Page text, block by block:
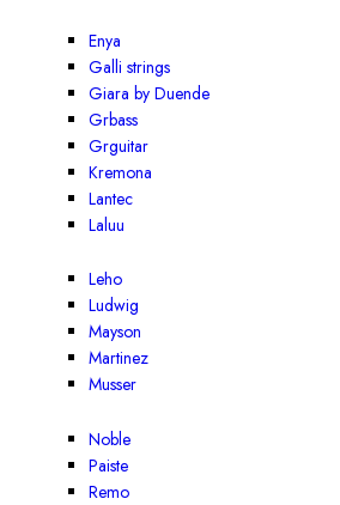
Enya
Galli strings
Giara by Duende
Grbass
Grguitar
Kremona
Lantec
Laluu
Leho
Ludwig
Mayson
Martinez
Musser
Noble
Paiste
Remo